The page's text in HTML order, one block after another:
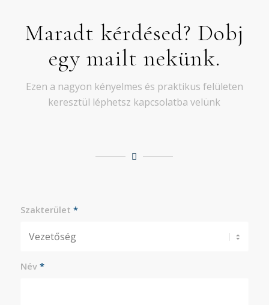
Maradt kérdésed? Dobj
egy mailt nekünk.
Ezen a nagyon kényelmes és praktikus felületen
keresztül léphetsz kapcsolatba velünk
Szakterület *
Név *